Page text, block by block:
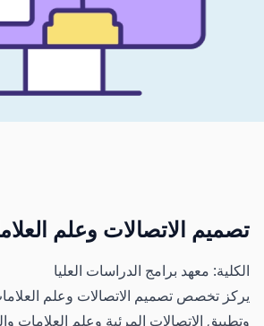
تصميم الاتصالات وعلم
الكلية: معهد برامج الدراسات العليا
يركز تخصص تصميم الاتصالات وعلم
وتطبيق الاتصالات المرئية وعلم العلامات